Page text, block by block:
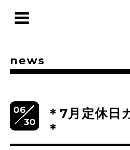
news
06
30
＊7月定休日
＊